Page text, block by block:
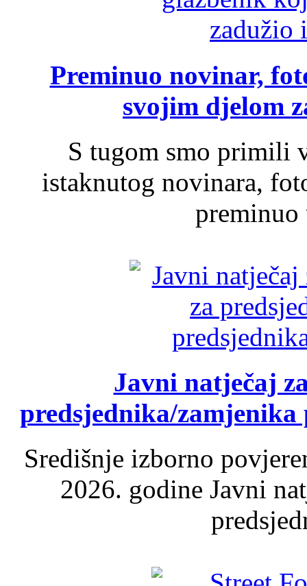
Preminuo novinar,
svojim djelom
S tugom smo primili
istaknutog novinara,
Javni natječaj
predsjednika/
Središnje izborno
2026. godine Javni